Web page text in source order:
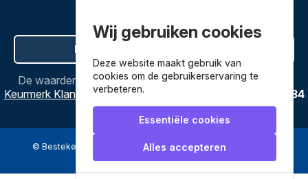
Hier de overeenkomst ontbinden
De waardering vanBestekenpannen.nlbijWebwinkel
Keurmerk Klantbeoordelingen
3634
reviews.
© Bestekenpannen.nl 2026 een webshop van
Wij gebruiken cookies
Deze website maakt gebruik van
cookies om de gebruikerservaring te
verbeteren.
Essentiële cookies
Alles accepteren